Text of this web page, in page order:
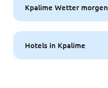
Kpalime Wetter morgen
Hotels in Kpalime